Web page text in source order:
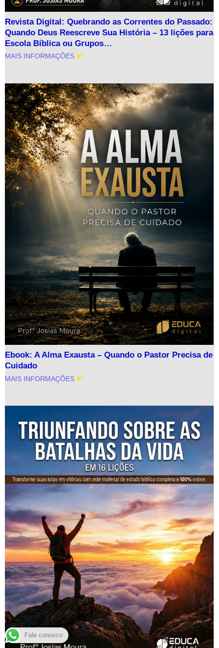
Revista Digital: Quebrando as Correntes do Passado:
Quando Deus Reescreve Sua História – 13 lições para
Escola Bíblica ou Grupos…
MAIS INFORMAÇÕES
Ebook: A Alma Exausta – Quando o Pastor Precisa de
Cuidado
MAIS INFORMAÇÕES
Fale conosco